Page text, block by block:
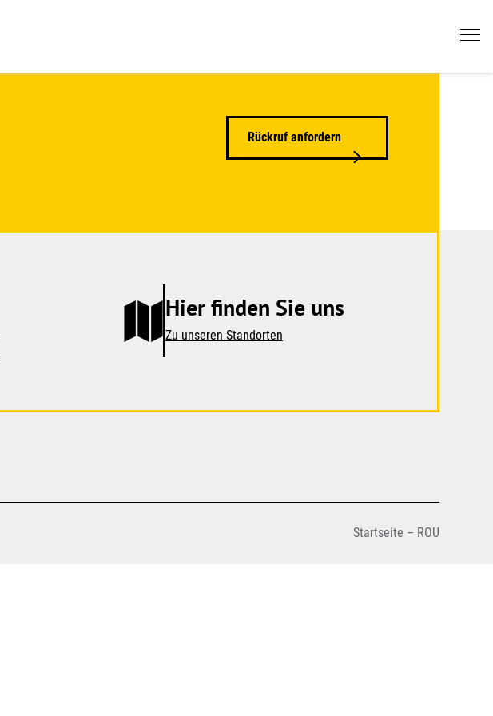
Rückruf anfordern
Hier finden Sie uns
Zu unseren Standorten
Startseite – ROU